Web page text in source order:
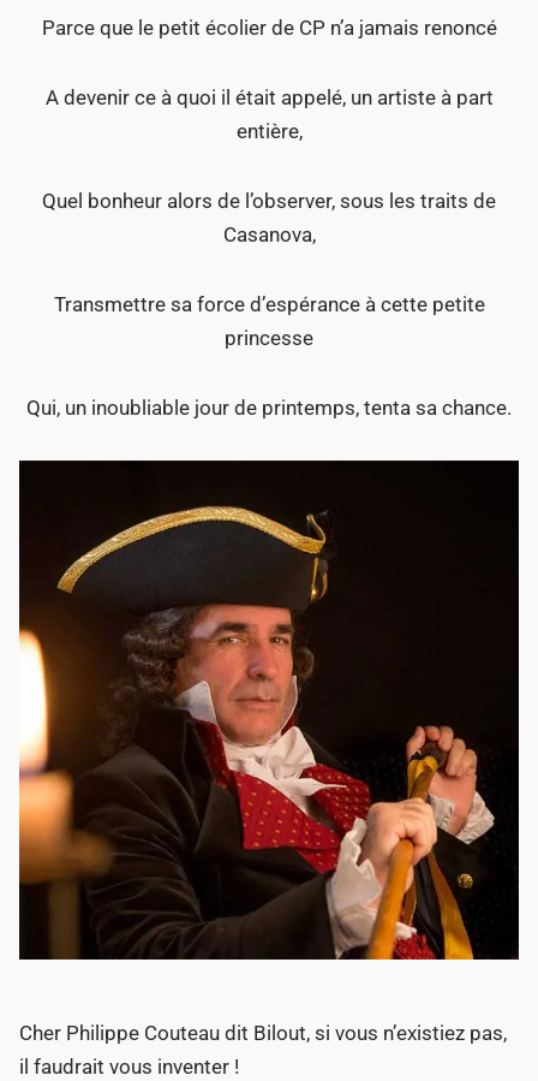
Parce que le petit écolier de CP n’a jamais renoncé
A devenir ce à quoi il était appelé, un artiste à part
entière,
Quel bonheur alors de l’observer, sous les traits de
Casanova,
Transmettre sa force d’espérance à cette petite
princesse
Qui, un inoubliable jour de printemps, tenta sa chance.
Cher Philippe Couteau dit Bilout, si vous n’existiez pas,
il faudrait vous inventer !